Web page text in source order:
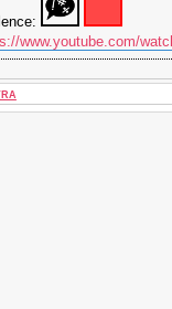
www.youtube.com/